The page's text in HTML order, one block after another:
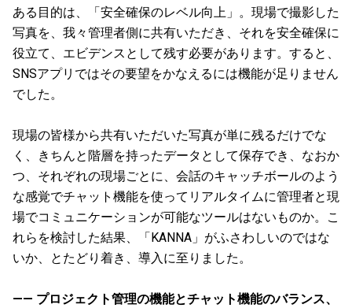
ある目的は、「安全確保のレベル向上」。現場で撮影した
写真を、我々管理者側に共有いただき、それを安全確保に
役立て、エビデンスとして残す必要があります。すると、
SNSアプリではその要望をかなえるには機能が足りません
でした。
現場の皆様から共有いただいた写真が単に残るだけでな
く、きちんと階層を持ったデータとして保存でき、なおか
つ、それぞれの現場ごとに、会話のキャッチボールのよう
な感覚でチャット機能を使ってリアルタイムに管理者と現
場でコミュニケーションが可能なツールはないものか。こ
れらを検討した結果、「KANNA」がふさわしいのではな
いか、とたどり着き、導入に至りました。
—— プロジェクト管理の機能とチャット機能のバランス、